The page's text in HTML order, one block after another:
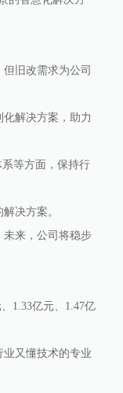
旧改需求为公司
解决方案，助力
等方面，保持行
决方案。
来，公司将稳步
1.33亿元、1.47亿
又懂技术的专业